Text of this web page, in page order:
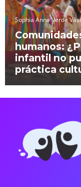
Sophia Anna Verde
humanos:
infantil no
práctica